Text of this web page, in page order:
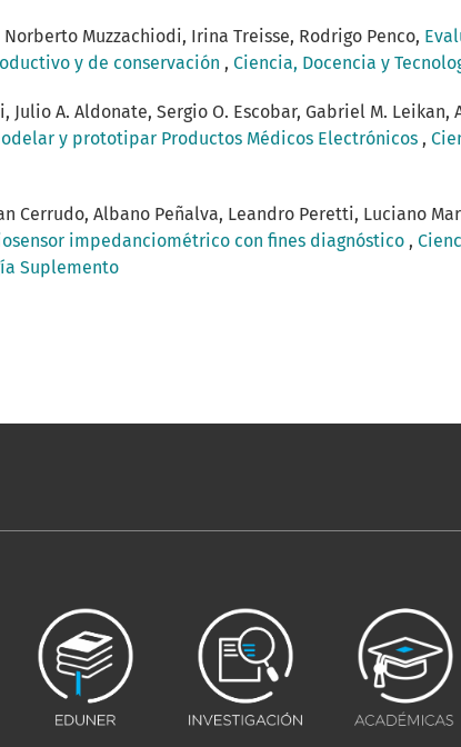
Muzzachiodi, Irina Treisse, Rodrigo Penco,
y de conservación , Ciencia, Docencia y
Julio A. Aldonate, Sergio O. Escobar, Gabriel M.
y prototipar Productos Médicos Electrónicos ,
Cerrudo, Albano Peñalva, Leandro Peretti, Luciano
impedanciométrico con fines diagnóstico ,
Suplemento